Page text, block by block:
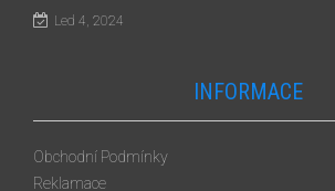
Led 4, 2024
INFORMACE
Obchodní Podmínky
Reklamace